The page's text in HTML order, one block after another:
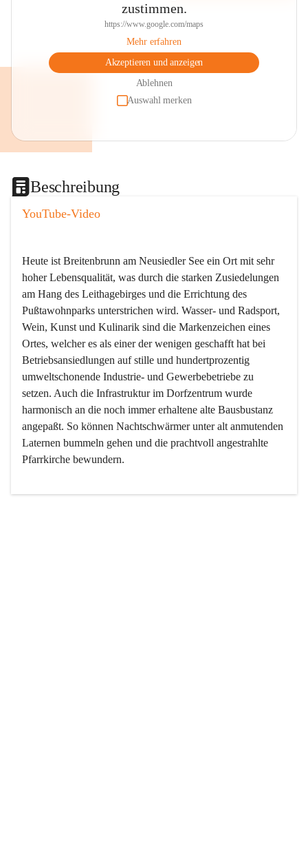
zustimmen.
https://www.google.com/maps
Mehr erfahren
Akzeptieren und anzeigen
Ablehnen
Auswahl merken
Beschreibung
YouTube-Video
Heute ist Breitenbrunn am Neusiedler See ein Ort mit sehr
hoher Lebensqualität, was durch die starken Zusiedelungen
am Hang des Leithagebirges und die Errichtung des
Pußtawohnparks unterstrichen wird. Wasser- und Radsport,
Wein, Kunst und Kulinarik sind die Markenzeichen eines
Ortes, welcher es als einer der wenigen geschafft hat bei
Betriebsansiedlungen auf stille und hundertprozentig
umweltschonende Industrie- und Gewerbebetriebe zu
setzen. Auch die Infrastruktur im Dorfzentrum wurde
harmonisch an die noch immer erhaltene alte Bausbustanz
angepaßt. So können Nachtschwärmer unter alt anmutenden
Laternen bummeln gehen und die prachtvoll angestrahlte
Pfarrkirche bewundern.
Der Weinbau dominert heute nicht mehr, ist aber integrativer